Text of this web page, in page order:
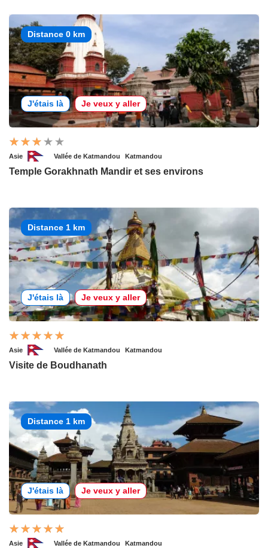
Distance 0 km
J'étais là Je veux y aller
Asie Vallée de Katmandou Katmandou
Temple Gorakhnath Mandir et ses environs
Distance 1 km
J'étais là Je veux y aller
Asie Vallée de Katmandou Katmandou
Visite de Boudhanath
Distance 1 km
J'étais là Je veux y aller
Asie Vallée de Katmandou Katmandou